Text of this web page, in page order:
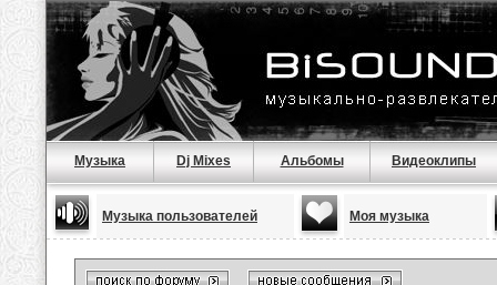
Музыка Dj Mixes Альбомы Видеоклипы
Музыка пользователей Моя музыка